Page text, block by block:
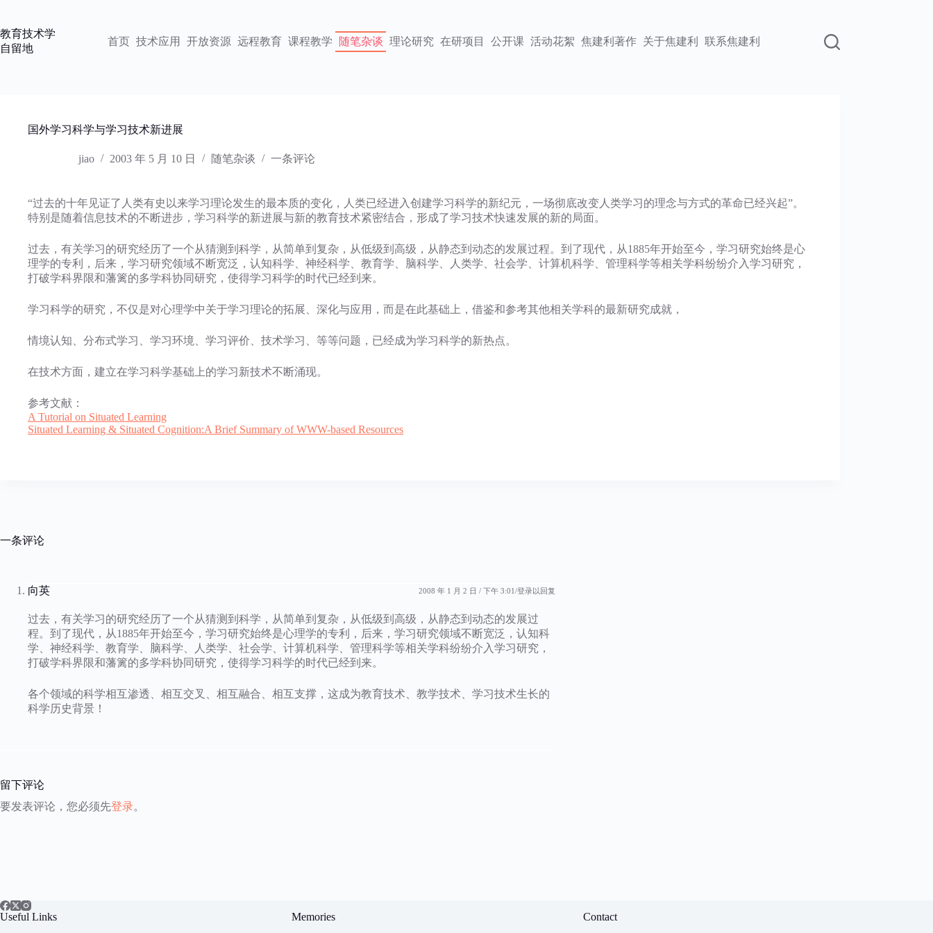
内
容
教育技术学
自留地
首页 技术应用 开放资源 远程教育 课程教学 随笔杂谈 理论研究 在研项目 公开课 活动花絮 焦建利著作 关于焦建利 联系焦建利
国外学习科学与学习技术新进展
jiao 2003 年 5 月 10 日 随笔杂谈 一条评论
“过去的十年见证了人类有史以来学习理论发生的最本质的变化，人类已经进入创建学习科学的新纪元，一场彻底改变人类学习的理念与方式的革命已经兴起”。
特别是随着信息技术的不断进步，学习科学的新进展与新的教育技术紧密结合，形成了学习技术快速发展的新的局面。
过去，有关学习的研究经历了一个从猜测到科学，从简单到复杂，从低级到高级，从静态到动态的发展过程。到了现代，从1885年开始至今，学习研究始终是心
理学的专利，后来，学习研究领域不断宽泛，认知科学、神经科学、教育学、脑科学、人类学、社会学、计算机科学、管理科学等相关学科纷纷介入学习研究，
打破学科界限和藩篱的多学科协同研究，使得学习科学的时代已经到来。
学习科学的研究，不仅是对心理学中关于学习理论的拓展、深化与应用，而是在此基础上，借鉴和参考其他相关学科的最新研究成就，
情境认知、分布式学习、学习环境、学习评价、技术学习、等等问题，已经成为学习科学的新热点。
在技术方面，建立在学习科学基础上的学习新技术不断涌现。
参考文献：
A Tutorial on Situated Learning
Situated Learning & Situated Cognition:A Brief Summary of WWW-based Resources
一条评论
向英 2008 年 1 月 2 日 / 下午 3:01 登录以回复
过去，有关学习的研究经历了一个从猜测到科学，从简单到复杂，从低级到高级，从静态到动态的发展过
程。到了现代，从1885年开始至今，学习研究始终是心理学的专利，后来，学习研究领域不断宽泛，认知科
学、神经科学、教育学、脑科学、人类学、社会学、计算机科学、管理科学等相关学科纷纷介入学习研究，
打破学科界限和藩篱的多学科协同研究，使得学习科学的时代已经到来。
各个领域的科学相互渗透、相互交叉、相互融合、相互支撑，这成为教育技术、教学技术、学习技术生长的
科学历史背景！
留下评论
要发表评论，您必须先登录。
Useful Links Memories Contact